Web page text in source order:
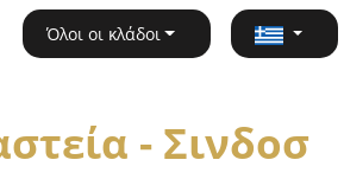
Όλοι οι κλάδοι
- Σινδοσ